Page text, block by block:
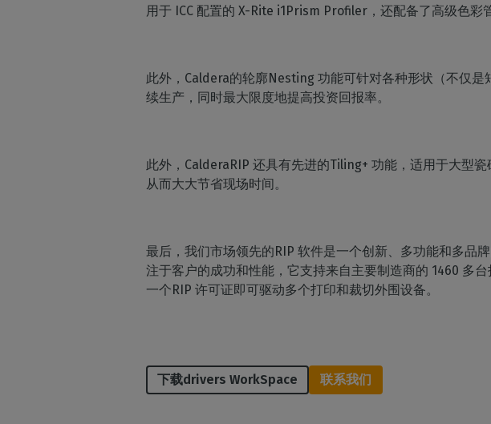
用于 ICC 配置的 X-Rite i1Prism Profiler，还配备了高级色
此外，Caldera的轮廓Nesting 功能可针对各种形状（不仅
续生产，同时最大限度地提高投资回报率。
此外，CalderaRIP 还具有先进的Tiling+ 功能，适用于大型
从而大大节省现场时间。
最后，我们市场领先的RIP 软件是一个创新、多功能和多品
注于客户的成功和性能，它支持来自主要制造商的 1460 多
一个RIP 许可证即可驱动多个打印和裁切外围设备。
下载drivers WorkSpace 联系我们